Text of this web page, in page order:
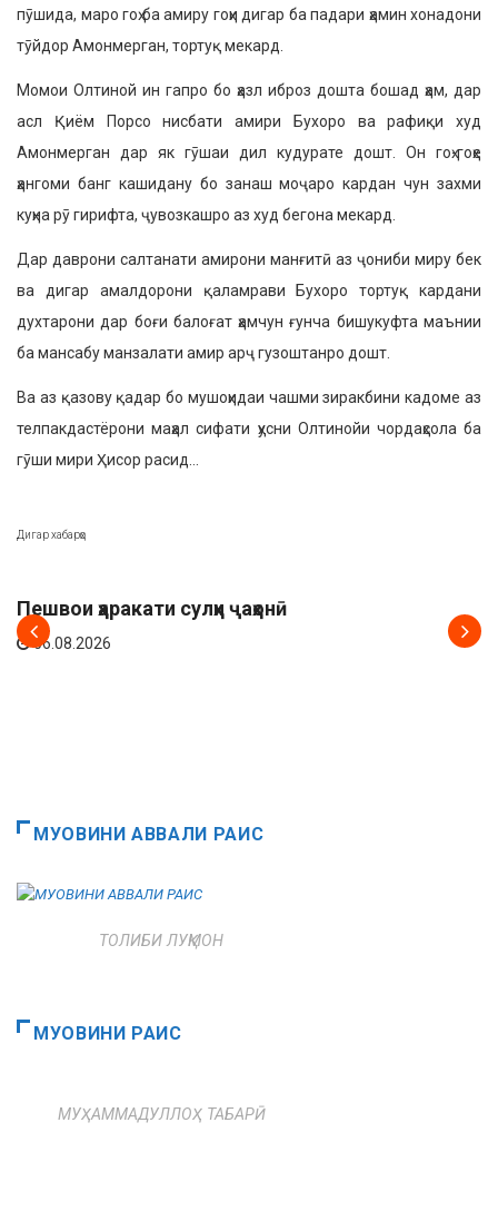
пӯшида, маро гоҳ ба амиру гоҳи дигар ба падари ҳамин хонадони
тӯйдор Амонмерган, тортуқ мекард.
Момои Олтиной ин гапро бо ҳазл иброз дошта бошад ҳам, дар
асл Қиём Порсо нисбати амири Бухоро ва рафиқи худ
Амонмерган дар як гӯшаи дил кудурате дошт. Он гоҳ-гоҳе
ҳангоми банг кашидану бо занаш моҷаро кардан чун захми
куҳна рӯ гирифта, ҷувозкашро аз худ бегона мекард.
Дар даврони салтанати амирони манғитӣ аз ҷониби миру бек
ва дигар амалдорони қаламрави Бухоро тортуқ кардани
духтарони дар боғи балоғат ҳамчун ғунча бишукуфта маънии
ба мансабу манзалати амир арҷ гузоштанро дошт.
Ва аз қазову қадар бо мушоҳидаи чашми зиракбини кадоме аз
телпакдастёрони маҳал сифати ҳусни Олтинойи чордаҳсола ба
гӯши мири Ҳисор расид…
Дигар хабарҳо
Пешвои ҳаракати сулҳи ҷаҳонӣ
06.08.2026
МУОВИНИ АВВАЛИ РАИС
ТОЛИБИ ЛУҚМОН
МУОВИНИ РАИС
МУҲАММАДУЛЛОҲ ТАБАРӢ